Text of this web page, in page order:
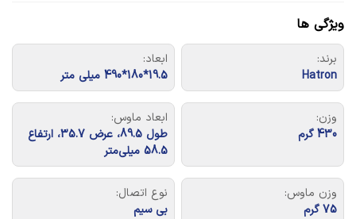
ویژگی ها
برند:
Hatron
ابعاد:
19.5*180*490 میلی متر
وزن:
430 گرم
ابعاد ماوس:
طول 89.5، عرض 35.7، ارتفاع
58.5 میلی‌متر
وزن ماوس:
75 گرم
نوع اتصال:
بی سیم